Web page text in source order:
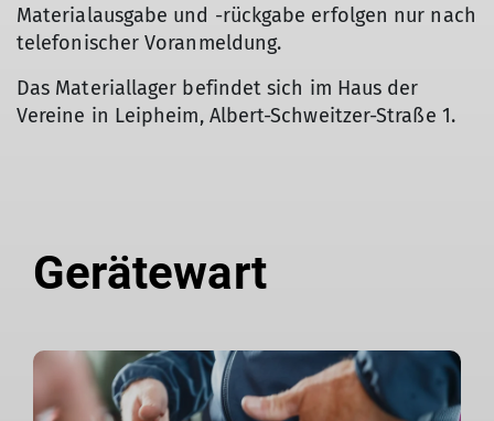
Materialausgabe und -rückgabe erfolgen nur nach
telefonischer Voranmeldung.
Das Materiallager befindet sich im Haus der
Vereine in Leipheim, Albert-Schweitzer-Straße 1.
Gerätewart